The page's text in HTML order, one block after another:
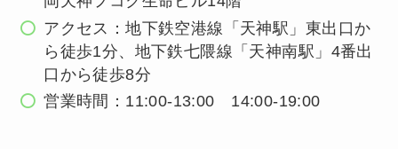
アクセス：地下鉄空港線「天神駅」東出口か
ら徒歩1分、地下鉄七隈線「天神南駅」4番出
口から徒歩8分
営業時間：11:00-13:00 14:00-19:00